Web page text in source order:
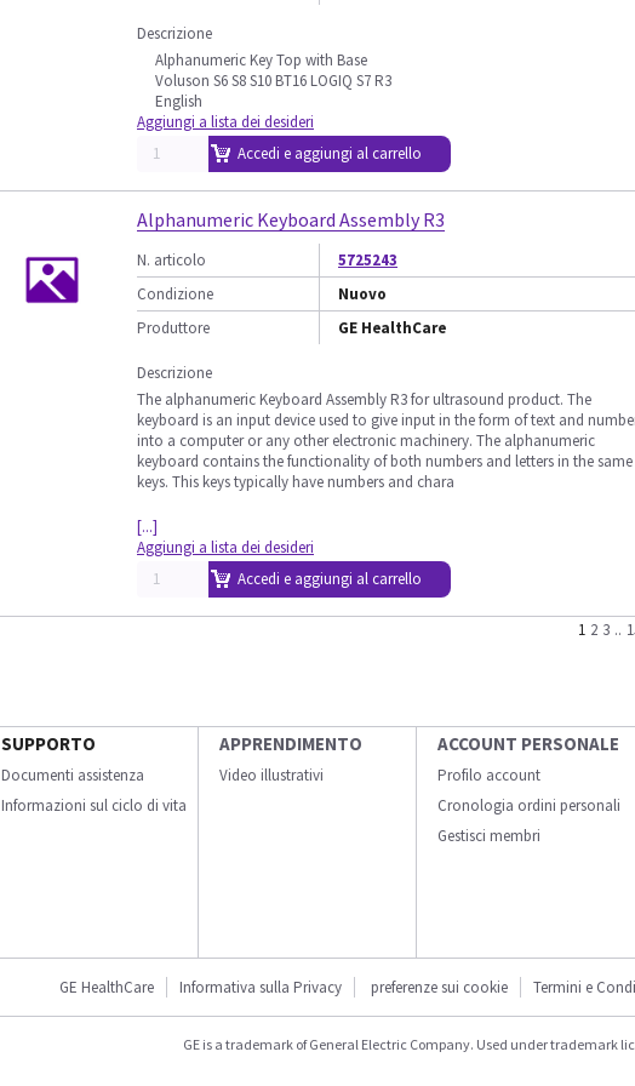
Descrizione
Alphanumeric Key Top with Base
Voluson S6 S8 S10 BT16 LOGIQ S7 R3
English
Aggiungi a lista dei desideri
Accedi e aggiungi al carrello
Alphanumeric Keyboard Assembly R3
N. articolo
5725243
Condizione
Nuovo
Produttore
GE HealthCare
Descrizione
The alphanumeric Keyboard Assembly R3 for ultrasound product. The
keyboard is an input device used to give input in the form of text and
into a computer or any other electronic machinery. The alphanumeric
keyboard contains the functionality of both numbers and letters in the same
keys. This keys typically have numbers and chara
[...]
Aggiungi a lista dei desideri
Accedi e aggiungi al carrello
1 2 3 ..
SUPPORTO
Documenti assistenza
Informazioni sul ciclo di vita
APPRENDIMENTO
Video illustrativi
ACCOUNT PERSONALE
Profilo account
Cronologia ordini personali
Gestisci membri
GE HealthCare Informativa sulla Privacy preferenze sui cookie Termini e
GE is a trademark of General Electric Company. Used under trademark